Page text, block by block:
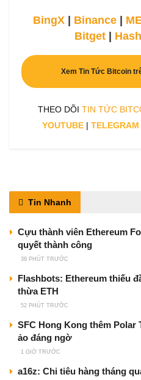
BingX | Binance |
Bitget|
Xem Tin Tức Bitcoin
THEO DÕI TIN TỨC
YOUTUBE | TELEGRAM
Tin Nhanh
Cựu thành viên Ethereum
quyết thành công
38 PHÚT TRƯỚC
Flashbots: Ethereum thiếu
thừa ETH
52 PHÚT TRƯỚC
SFC Hong Kong thêm Polar
ảo đáng ngờ
1 GIỜ TRƯỚC
a16z: Chi tiêu hàng tháng